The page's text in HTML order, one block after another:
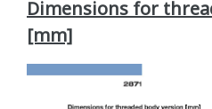
Dimensions for
[mm]